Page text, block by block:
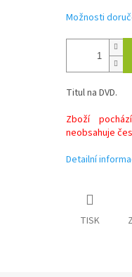
Možnosti
Titul na DVD.
Zboží
neobsahuje
Detailní
TISK